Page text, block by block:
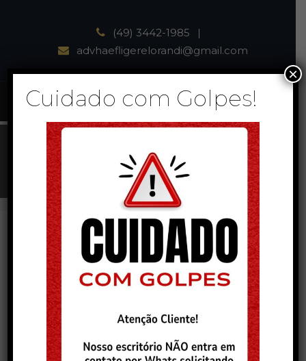
(49) 3442-1985
advhaefligerelorandi@gmail.com
All posts bytingoto
Nothing Found
Cuidado com Golpes!
×